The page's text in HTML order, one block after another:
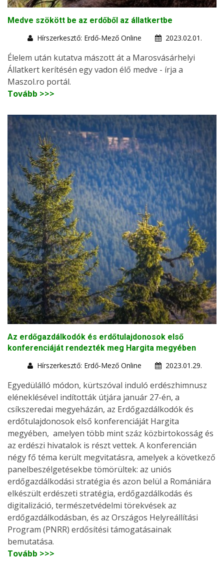
Medve szökött be az erdőből az állatkertbe
Hírszerkesztő: Erdő-Mező Online
2023.02.01.
Élelem után kutatva mászott át a Marosvásárhelyi
Állatkert kerítésén egy vadon élő medve - írja a
Maszol.ro portál.
Tovább >>>
Az erdőgazdálkodók és erdőtulajdonosok első
konferenciáját rendezték meg Hargita megyében
Hírszerkesztő: Erdő-Mező Online
2023.01.29.
Egyedülálló módon, kürtszóval induló erdészhimnusz
eléneklésével indították útjára január 27-én, a
csíkszeredai megyeházán, az Erdőgazdálkodók és
erdőtulajdonosok első konferenciáját Hargita
megyében, amelyen több mint száz közbirtokosság és
az erdészi hivatalok is részt vettek. A konferencián
négy fő téma került megvitatásra, amelyek a következő
panelbeszélgetésekbe tömörültek: az uniós
erdőgazdálkodási stratégia és azon belül a Romániára
elkészült erdészeti stratégia, erdőgazdálkodás és
digitalizáció, természetvédelmi törekvések az
erdőgazdálkodásban, és az Országos Helyreállítási
Program (PNRR) erdősítési támogatásainak
bemutatása.
Tovább >>>